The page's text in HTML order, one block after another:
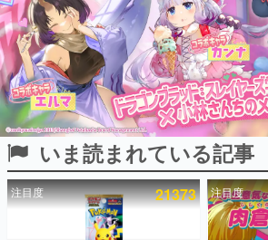
ピックアップ
電ファミのいま読まれている記事ランキング
いま読まれている記事
注目度 21373 注目度